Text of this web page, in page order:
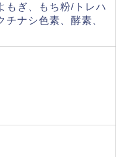
もぎ、もち粉/トレハ
チナシ色素、酵素、